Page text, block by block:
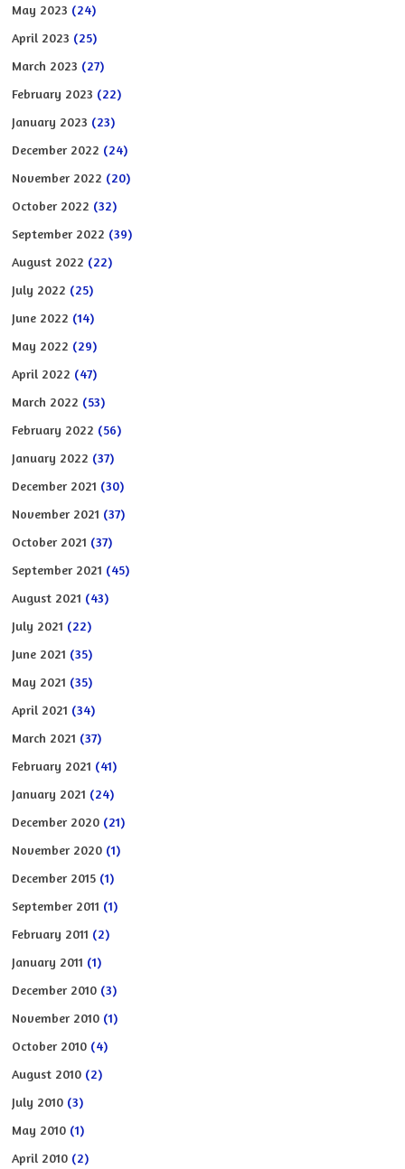
May 2023 (24)
April 2023 (25)
March 2023 (27)
February 2023 (22)
January 2023 (23)
December 2022 (24)
November 2022 (20)
October 2022 (32)
September 2022 (39)
August 2022 (22)
July 2022 (25)
June 2022 (14)
May 2022 (29)
April 2022 (47)
March 2022 (53)
February 2022 (56)
January 2022 (37)
December 2021 (30)
November 2021 (37)
October 2021 (37)
September 2021 (45)
August 2021 (43)
July 2021 (22)
June 2021 (35)
May 2021 (35)
April 2021 (34)
March 2021 (37)
February 2021 (41)
January 2021 (24)
December 2020 (21)
November 2020 (1)
December 2015 (1)
September 2011 (1)
February 2011 (2)
January 2011 (1)
December 2010 (3)
November 2010 (1)
October 2010 (4)
August 2010 (2)
July 2010 (3)
May 2010 (1)
April 2010 (2)